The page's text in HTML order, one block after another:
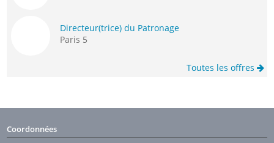
Directeur(trice) du Patronage
Paris 5
Toutes les offres
Coordonnées